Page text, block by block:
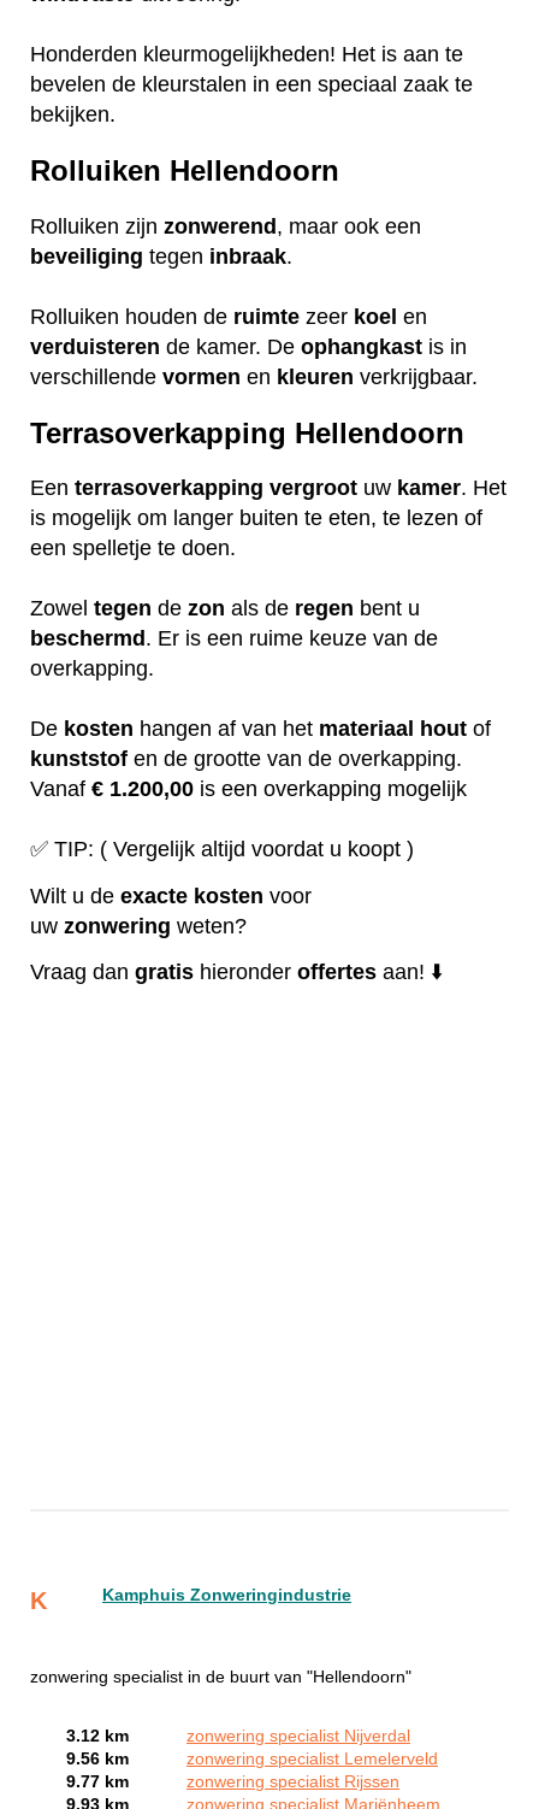
Honderden kleurmogelijkheden! Het is aan te
bevelen de kleurstalen in een speciaal zaak te
bekijken.
Rolluiken Hellendoorn
Rolluiken zijn zonwerend, maar ook een
beveiliging tegen inbraak.
Rolluiken houden de ruimte zeer koel en
verduisteren de kamer. De ophangkast is in
verschillende vormen en kleuren verkrijgbaar.
Terrasoverkapping Hellendoorn
Een terrasoverkapping vergroot uw kamer. Het
is mogelijk om langer buiten te eten, te lezen of
een spelletje te doen.
Zowel tegen de zon als de regen bent u
beschermd . Er is een ruime keuze van de
overkapping.
De kosten hangen af van het materiaal hout of
kunststof en de grootte van de overkapping.
Vanaf € 1.200,00 is een overkapping mogelijk
✅ TIP: ( Vergelijk altijd voordat u koopt )
Wilt u de exacte kosten voor
uw zonwering weten?
Vraag dan gratis hieronder offertes aan! ⬇️
K Kamphuis Zonweringindustrie
zonwering specialist in de buurt van "Hellendoorn"
3.12 km
zonwering specialist Nijverdal
9.56 km
zonwering specialist Lemelerveld
9.77 km
zonwering specialist Rijssen
9.93 km
zonwering specialist Mariënheem